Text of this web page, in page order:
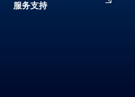
服务支持